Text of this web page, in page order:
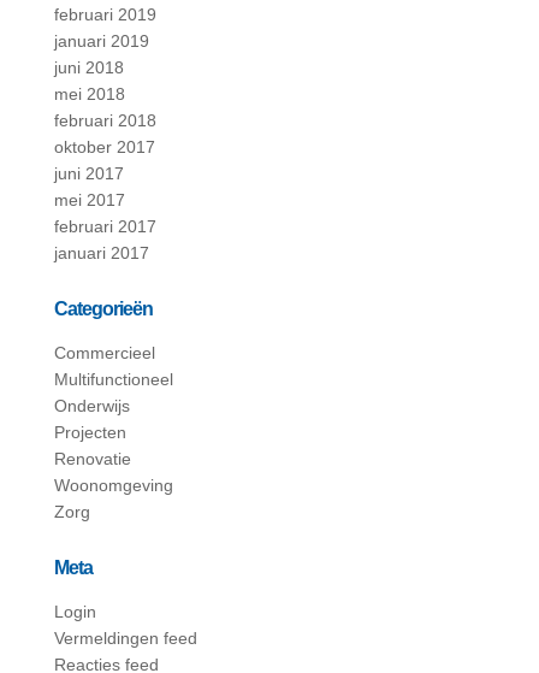
februari 2019
januari 2019
juni 2018
mei 2018
februari 2018
oktober 2017
juni 2017
mei 2017
februari 2017
januari 2017
Categorieën
Commercieel
Multifunctioneel
Onderwijs
Projecten
Renovatie
Woonomgeving
Zorg
Meta
Login
Vermeldingen feed
Reacties feed